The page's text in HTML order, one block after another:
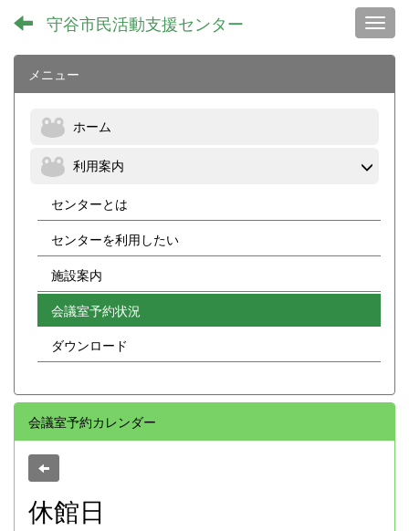
守谷市民活動支援センター
メニュー
ホーム
利用案内
センターとは
センターを利用したい
施設案内
会議室予約状況
ダウンロード
会議室予約カレンダー
休館日